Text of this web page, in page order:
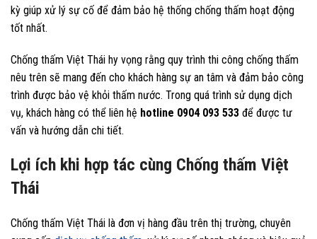
kỳ giúp xử lý sự cố để đảm bảo hệ thống chống thấm hoạt động
tốt nhất.
Chống thấm Việt Thái hy vọng rằng quy trình thi công chống thấm
nêu trên sẽ mang đến cho khách hàng sự an tâm và đảm bảo công
trình được bảo vệ khỏi thấm nước. Trong quá trình sử dụng dịch
vụ, khách hàng có thể liên hệ hotline 0904 093 533 để được tư
vấn và hướng dẫn chi tiết.
Lợi ích khi hợp tác cùng Chống thấm Việt
Thái
Chống thấm Việt Thái là đơn vị hàng đầu trên thị trường, chuyên